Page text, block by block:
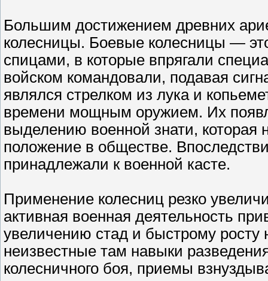
Большим достижением древних
колесницы. Боевые колесницы —
спицами, в которые впрягали
войском командовали, подавая
являлся стрелком из лука и
времени мощным оружием. Их
выделению военной знати, которая
положение в обществе.
принадлежали к военной касте.
Применение колесниц резко
активная военная деятельность
увеличению стад и быстрому
неизвестные там навыки
колесничного боя, приемы